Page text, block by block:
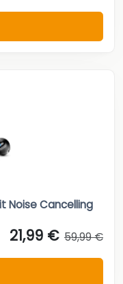
Noise Cancelling
21,99 € 59,99 €